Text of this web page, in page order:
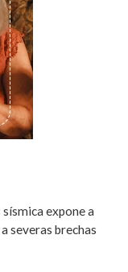
expone a
severas brechas